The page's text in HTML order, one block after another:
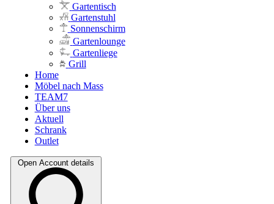
Gartentisch
Gartenstuhl
Sonnenschirm
Gartenlounge
Gartenliege
Grill
Home
Möbel nach Mass
TEAM7
Über uns
Aktuell
Schrank
Outlet
Open Account details